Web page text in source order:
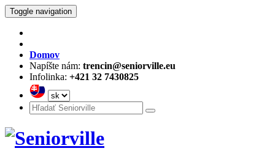
Toggle navigation
Domov
Napíšte nám: trencin@seniorville.eu
Infolinka: +421 32 7430825